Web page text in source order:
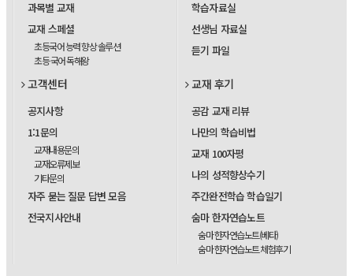
과목별 교재
교재 스페셜
초등국어 능력 향상 솔루션
초등 국어 독해왕
학습자료실
선생님 자료실
듣기 파일
고객센터
공지사항
1:1문의
교재내용문의
교재오류제보
기타문의
자주 묻는 질문 답변 모음
전국지사안내
교재 후기
공감 교재 리뷰
나만의 학습비법
교재 100자평
나의 성적향상수기
주간완전학습 학습일기
숨마 한자연습노트
숨마 한자연습노트(베타)
숨마 한자연습노트 체험후기